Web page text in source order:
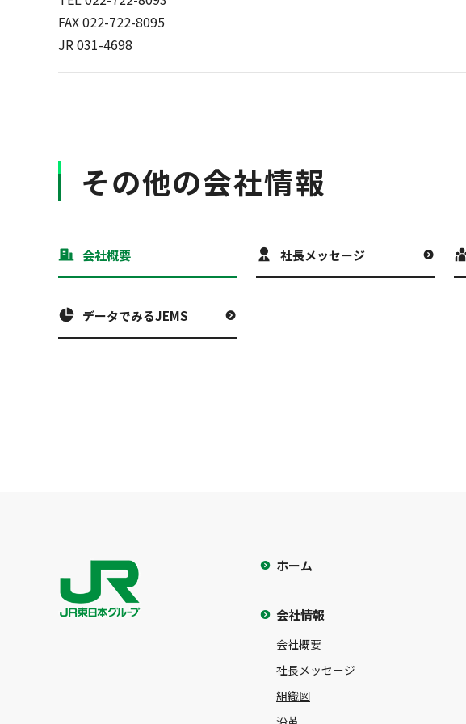
FAX 022-722-8095
JR 031-4698
その他の会社情報
会社概要 社長メッセージ
データでみるJEMS
ホーム
会社情報
会社概要
社長メッセージ
組織図